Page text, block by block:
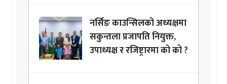
नर्सिङ काउन्सिलको अध्यक्षमा
सकुन्तला प्रजापति नियुक्त,
उपाध्यक्ष र रजिष्ट्रारमा को को ?